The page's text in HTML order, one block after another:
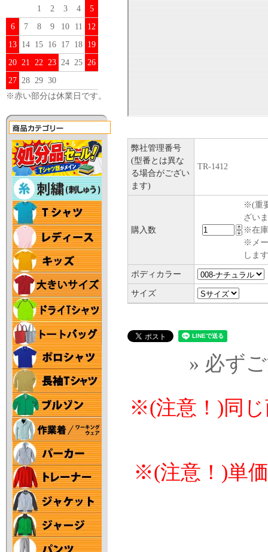
1
2 3 4
5
6
7 8 9 10 11
12
13 14 15 16 17 18 19
20 21 22 23 24 25 26
27 28 29 30
※赤い部分は休業日です。
弊社管理番号
(型番とは異な
る場合がござい
ます)
TR-1412
購入数
※(重
ざい
※在庫
※メー
しま
ボディカラー
サイズ
» 必ず
※(注意！)同
※(注意！)単